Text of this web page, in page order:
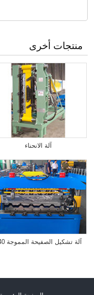
منتجات أخرى
آلة الانحناء
آلة تشكيل الصفيحة المموجة 840